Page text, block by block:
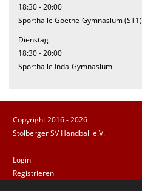
18:30 - 20:00
Sporthalle Goethe-Gymnasium (ST1)
Dienstag
18:30 - 20:00
Sporthalle Inda-Gymnasium
Copyright 2016 - 2026
Stolberger SV Handball e.V.
Login
Registrieren